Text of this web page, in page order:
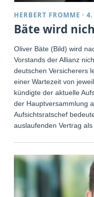
HERBERT FROMME ·
Bäte wird
Oliver Bäte (Bild) wird
Vorstands der Allianz
deutschen Versicherers
einer Wartezeit von
kündigte der aktuelle
der Hauptversammlung
Aufsichtsratschef
auslaufenden Vertrag